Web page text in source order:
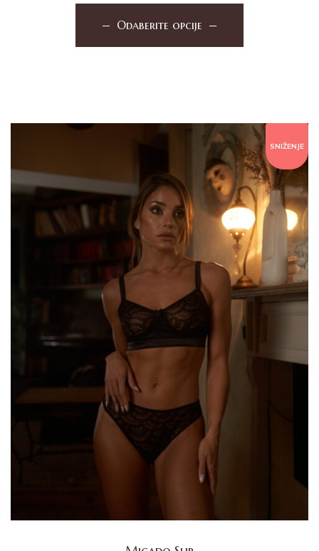
Odaberite opcije
SNIŽENJE